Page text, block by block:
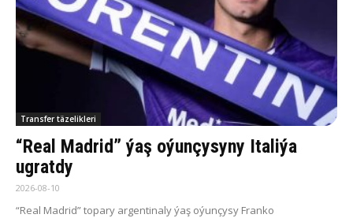
Transfer täzelikleri
“Real Madrid” ýaş oýunçysyny Italiýa
ugratdy
2026-08-10
“Real Madrid” topary argentinaly ýaş oýunçysy Franko